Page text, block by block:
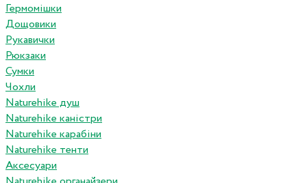
Гермомішки
Дощовики
Рукавички
Рюкзаки
Сумки
Чохли
Naturehike душ
Naturehike каністри
Naturehike карабіни
Naturehike тенти
Аксесуари